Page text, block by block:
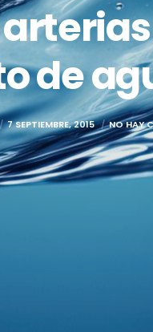
de
7 SEPTIEMBRE, 2015 NO HAY